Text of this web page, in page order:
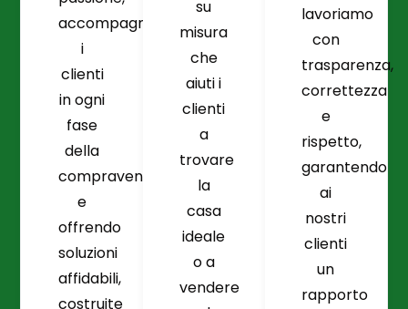
accompagnando
i
clienti
in ogni
fase
della
compravendita
e
offrendo
soluzioni
affidabili,
costruite
su
misura
che
aiuti i
clienti
a
trovare
la
casa
ideale
o a
vendere
lavoriamo
con
trasparenza,
correttezza
e
rispetto,
garantendo
ai
nostri
clienti
un
rapporto